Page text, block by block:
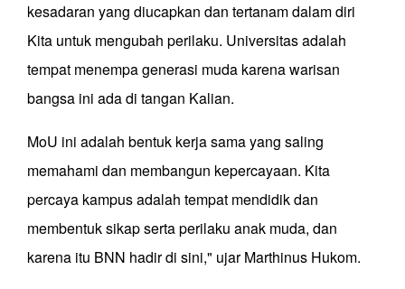
kesadaran yang diucapkan dan tertanam dalam diri
Kita untuk mengubah perilaku. Universitas adalah
tempat menempa generasi muda karena warisan
bangsa ini ada di tangan Kalian.
MoU ini adalah bentuk kerja sama yang saling
memahami dan membangun kepercayaan. Kita
percaya kampus adalah tempat mendidik dan
membentuk sikap serta perilaku anak muda, dan
karena itu BNN hadir di sini," ujar Marthinus Hukom.